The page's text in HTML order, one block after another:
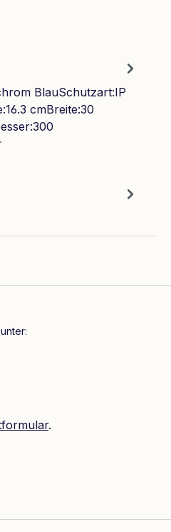
BlauSchutzart:IP
cmBreite:30
.